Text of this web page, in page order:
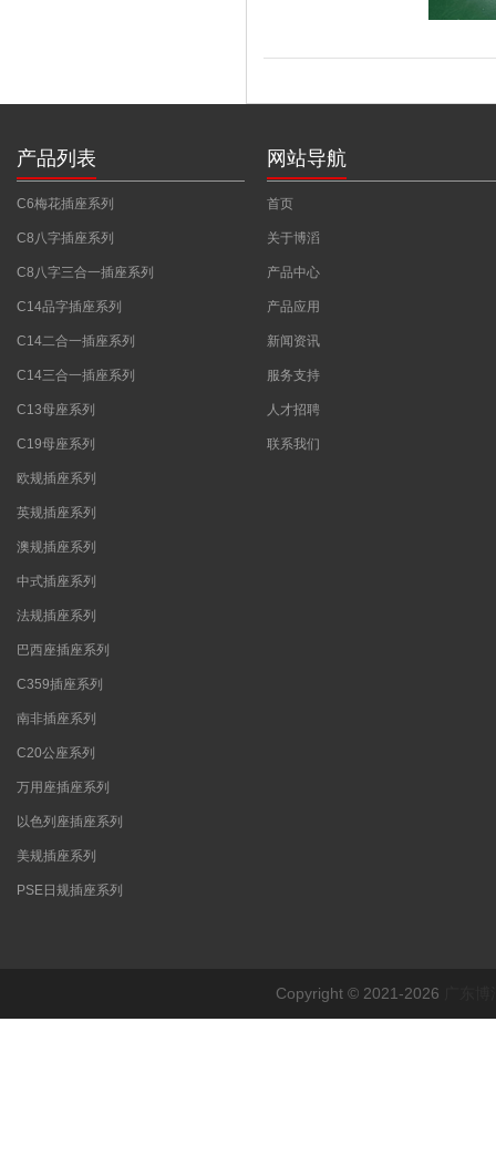
产品列表
C6梅花插座系列
C8八字插座系列
C8八字三合一插座系列
C14品字插座系列
C14二合一插座系列
C14三合一插座系列
C13母座系列
C19母座系列
欧规插座系列
英规插座系列
澳规插座系列
中式插座系列
法规插座系列
巴西座插座系列
C359插座系列
南非插座系列
C20公座系列
万用座插座系列
以色列座插座系列
美规插座系列
PSE日规插座系列
网站导航
首页
关于博滔
产品中心
产品应用
新闻资讯
服务支持
人才招聘
联系我们
Copyright © 2021-2026